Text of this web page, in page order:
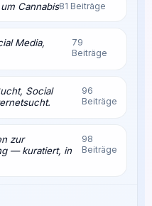
Cannabis81 Beiträge
Media,
79
Beiträge
Social
96
Beiträge
zur
— kuratiert, in
98
Beiträge